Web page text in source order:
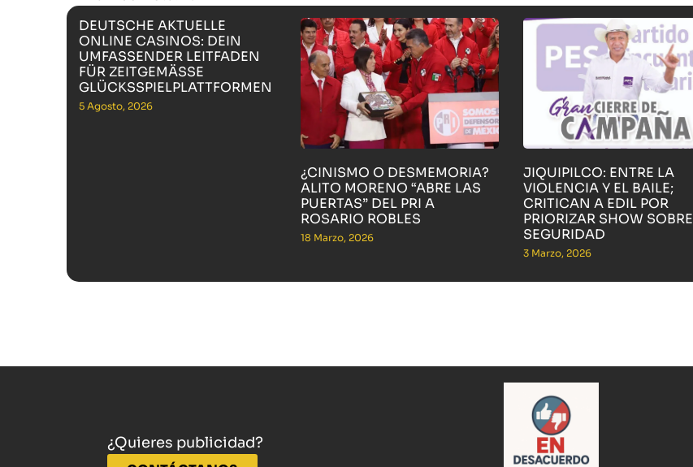
DEUTSCHE AKTUELLE
ONLINE CASINOS: DEIN
UMFASSENDER LEITFADEN
FÜR ZEITGEMÄSSE G
LÜCKSSPIELPLATTFORMEN
5 Agosto, 2026
¿CINISMO O DESMEMORIA?
ALITO MORENO “ABRE LAS
PUERTAS” DEL PRI A
ROSARIO ROBLES
18 Marzo, 2026
JIQUIPILCO: ENTRE LA
VIOLENCIA Y EL BAILE;
CRITICAN A EDIL POR
PRIORIZAR SHOW SOBRE
SEGURIDAD
3 Marzo, 2026
¿Quieres publicidad?